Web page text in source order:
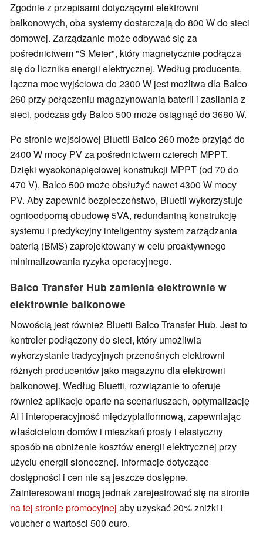
Zgodnie z przepisami dotyczącymi elektrowni
balkonowych, oba systemy dostarczają do 800 W do sieci
domowej. Zarządzanie może odbywać się za
pośrednictwem "S Meter", który magnetycznie podłącza
się do licznika energii elektrycznej. Według producenta,
łączna moc wyjściowa do 2300 W jest możliwa dla Balco
260 przy połączeniu magazynowania baterii i zasilania z
sieci, podczas gdy Balco 500 może osiągnąć do 3680 W.
Po stronie wejściowej Bluetti Balco 260 może przyjąć do
2400 W mocy PV za pośrednictwem czterech MPPT.
Dzięki wysokonapięciowej konstrukcji MPPT (od 70 do
470 V), Balco 500 może obsłużyć nawet 4300 W mocy
PV. Aby zapewnić bezpieczeństwo, Bluetti wykorzystuje
ognioodporną obudowę 5VA, redundantną konstrukcję
systemu i predykcyjny inteligentny system zarządzania
baterią (BMS) zaprojektowany w celu proaktywnego
minimalizowania ryzyka operacyjnego.
Balco Transfer Hub zamienia elektrownie w
elektrownie balkonowe
Nowością jest również Bluetti Balco Transfer Hub. Jest to
kontroler podłączony do sieci, który umożliwia
wykorzystanie tradycyjnych przenośnych elektrowni
różnych producentów jako magazynu dla elektrowni
balkonowej. Według Bluetti, rozwiązanie to oferuje
również aplikacje oparte na scenariuszach, optymalizację
AI i interoperacyjność międzyplatformową, zapewniając
właścicielom domów i mieszkań prosty i elastyczny
sposób na obniżenie kosztów energii elektrycznej przy
użyciu energii słonecznej. Informacje dotyczące
dostępności i cen nie są jeszcze dostępne.
Zainteresowani mogą jednak zarejestrować się na stronie
na tej stronie promocyjnej aby uzyskać 20% zniżki i
voucher o wartości 500 euro.